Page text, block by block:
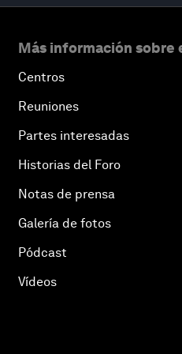
Más información sobre
Centros
Reuniones
Partes interesadas
Historias del Foro
Notas de prensa
Galería de fotos
Pódcast
Vídeos